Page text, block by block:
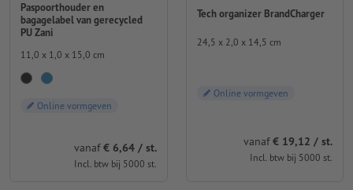
Paspoorthouder en
bagagelabel van gerecycled
PU Zani
11,0 x 1,0 x 15,0 cm
Online vormgeven
vanaf€ 6,64 / st.
Incl. btw bij 5000 st.
Tech organizer BrandCharger
24,5 x 2,0 x 14,5 cm
Online vormgeven
vanaf€ 19,12 / st.
Incl. btw bij 5000 st.